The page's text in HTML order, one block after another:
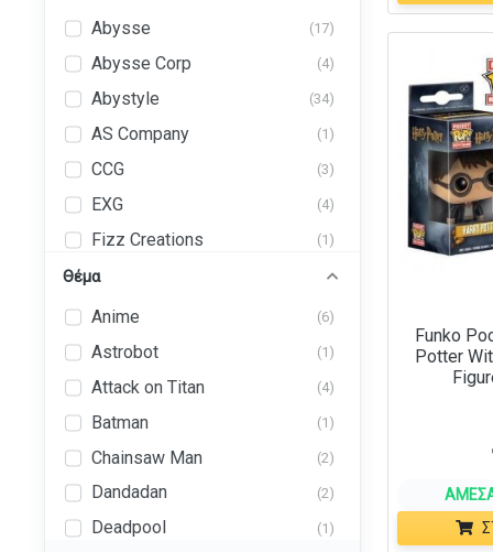
Funko
Potter
Abysse (17)
Abysse Corp (4)
Abystyle (34)
AS Company (1)
CCG (3)
EXG (4)
Fizz Creations (1)
Funko (2)
GB Eye (14)
Getc (2)
GlassStaff (7)
Grupo Erik (2)
Heroic Feet (5)
HF Art (2)
INCENDIO (1)
Θέμα
Anime (6)
Astrobot (1)
Attack on Titan (4)
Batman (1)
Chainsaw Man (2)
Dandadan (2)
Deadpool (1)